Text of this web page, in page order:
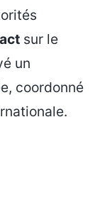
sur le
un
coordonné